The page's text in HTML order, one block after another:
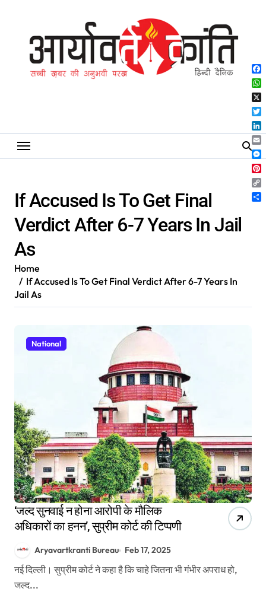
If Accused Is To Get Final
Verdict After 6-7 Years In Jail
As
Home
If Accused Is To Get Final Verdict After 6-7 Years In
Jail As
National
‘जल्द सुनवाई न होना आरोपी के मौलिक
अधिकारों का हनन’, सुप्रीम कोर्ट की टिप्पणी
Aryavartkranti Bureau Feb 17, 2025
नई दिल्ली। सुप्रीम कोर्ट ने कहा है कि चाहे जितना भी गंभीर अपराध हो,
जल्द...
X